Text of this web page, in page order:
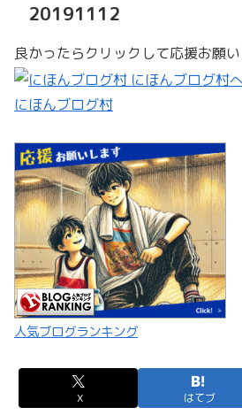
20191112
良かったらクリックして応援お願い
にほんブログ村
人気ブログランキング
X はてブ